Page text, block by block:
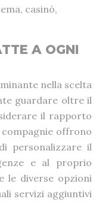
casinò,
A OGNI
nella scelta
guardare oltre il
il rapporto
offrono
personalizzare il
e al proprio
le diverse opzioni
servizi aggiuntivi